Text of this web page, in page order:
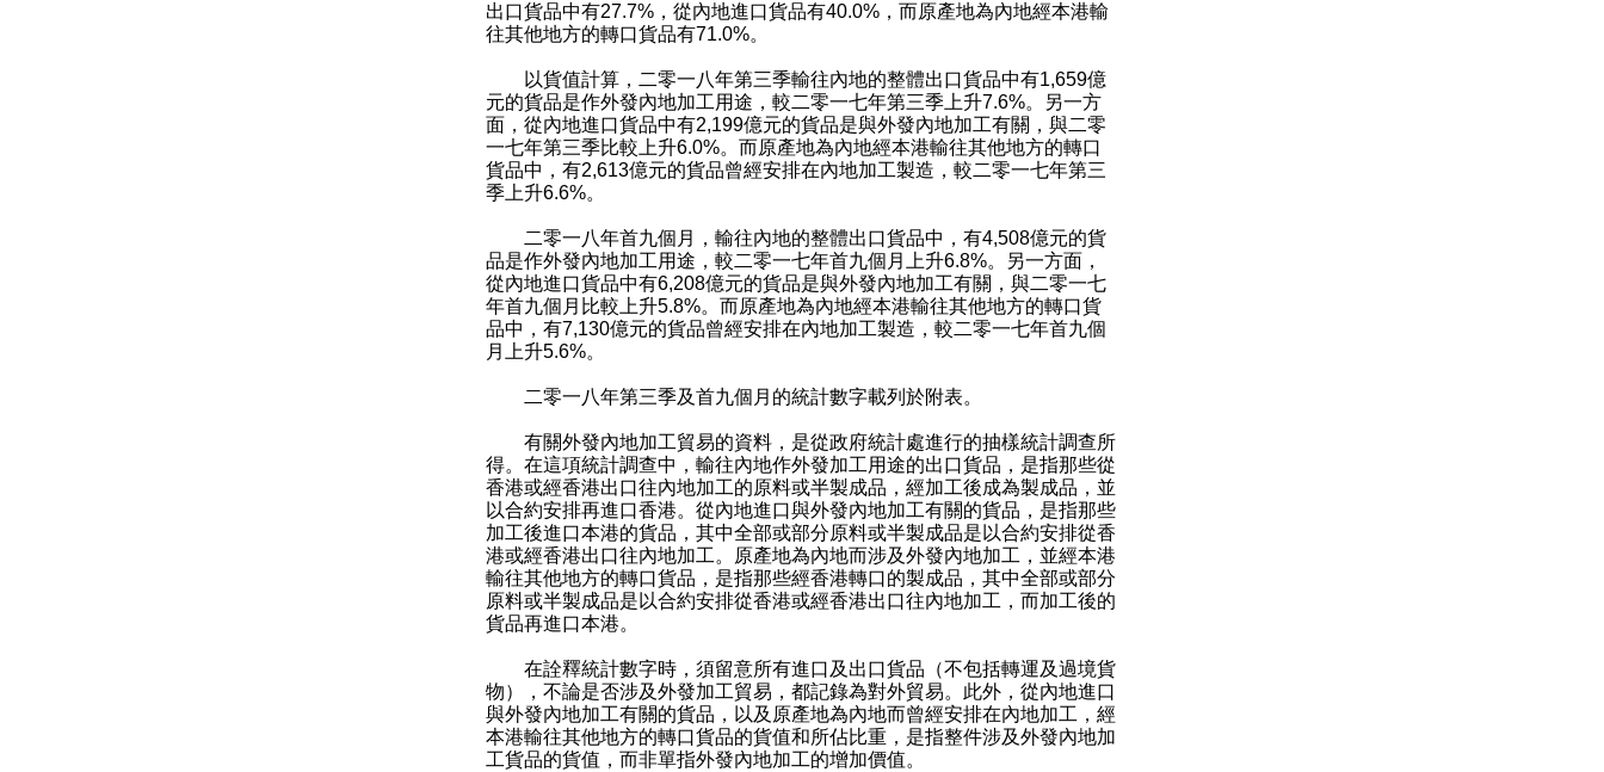
出口貨品中有27.7%，從內地進口貨品有40.0%，而原產地為內地經本港輸
往其他地方的轉口貨品有71.0%。
以貨值計算，二零一八年第三季輸往內地的整體出口貨品中有1,659億
元的貨品是作外發內地加工用途，較二零一七年第三季上升7.6%。另一方
面，從內地進口貨品中有2,199億元的貨品是與外發內地加工有關，與二零
一七年第三季比較上升6.0%。而原產地為內地經本港輸往其他地方的轉口
貨品中，有2,613億元的貨品曾經安排在內地加工製造，較二零一七年第三
季上升6.6%。
二零一八年首九個月，輸往內地的整體出口貨品中，有4,508億元的貨
品是作外發內地加工用途，較二零一七年首九個月上升6.8%。另一方面，
從內地進口貨品中有6,208億元的貨品是與外發內地加工有關，與二零一七
年首九個月比較上升5.8%。而原產地為內地經本港輸往其他地方的轉口貨
品中，有7,130億元的貨品曾經安排在內地加工製造，較二零一七年首九個
月上升5.6%。
二零一八年第三季及首九個月的統計數字載列於附表。
有關外發內地加工貿易的資料，是從政府統計處進行的抽樣統計調查所
得。在這項統計調查中，輸往內地作外發加工用途的出口貨品，是指那些從
香港或經香港出口往內地加工的原料或半製成品，經加工後成為製成品，並
以合約安排再進口香港。從內地進口與外發內地加工有關的貨品，是指那些
加工後進口本港的貨品，其中全部或部分原料或半製成品是以合約安排從香
港或經香港出口往內地加工。原產地為內地而涉及外發內地加工，並經本港
輸往其他地方的轉口貨品，是指那些經香港轉口的製成品，其中全部或部分
原料或半製成品是以合約安排從香港或經香港出口往內地加工，而加工後的
貨品再進口本港。
在詮釋統計數字時，須留意所有進口及出口貨品（不包括轉運及過境貨
物），不論是否涉及外發加工貿易，都記錄為對外貿易。此外，從內地進口
與外發內地加工有關的貨品，以及原產地為內地而曾經安排在內地加工，經
本港輸往其他地方的轉口貨品的貨值和所佔比重，是指整件涉及外發內地加
工貨品的貨值，而非單指外發內地加工的增加價值。